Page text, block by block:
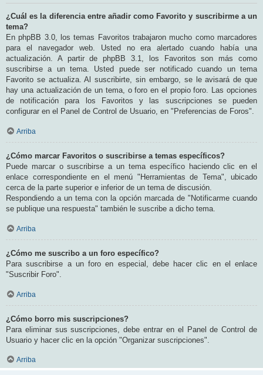
¿Cuál es la diferencia entre añadir como Favorito y suscribirme a un
tema?
En phpBB 3.0, los temas Favoritos trabajaron mucho como marcadores
para el navegador web. Usted no era alertado cuando había una
actualización. A partir de phpBB 3.1, los Favoritos son más como
suscribirse a un tema. Usted puede ser notificado cuando un tema
Favorito se actualiza. Al suscribirte, sin embargo, se le avisará de que
hay una actualización de un tema, o foro en el propio foro. Las opciones
de notificación para los Favoritos y las suscripciones se pueden
configurar en el Panel de Control de Usuario, en "Preferencias de Foros".
Arriba
¿Cómo marcar Favoritos o suscribirse a temas específicos?
Puede marcar o suscribirse a un tema específico haciendo clic en el
enlace correspondiente en el menú "Herramientas de Tema", ubicado
cerca de la parte superior e inferior de un tema de discusión.
Respondiendo a un tema con la opción marcada de "Notificarme cuando
se publique una respuesta" también le suscribe a dicho tema.
Arriba
¿Cómo me suscribo a un foro específico?
Para suscribirse a un foro en especial, debe hacer clic en el enlace
"Suscribir Foro".
Arriba
¿Cómo borro mis suscripciones?
Para eliminar sus suscripciones, debe entrar en el Panel de Control de
Usuario y hacer clic en la opción "Organizar suscripciones".
Arriba